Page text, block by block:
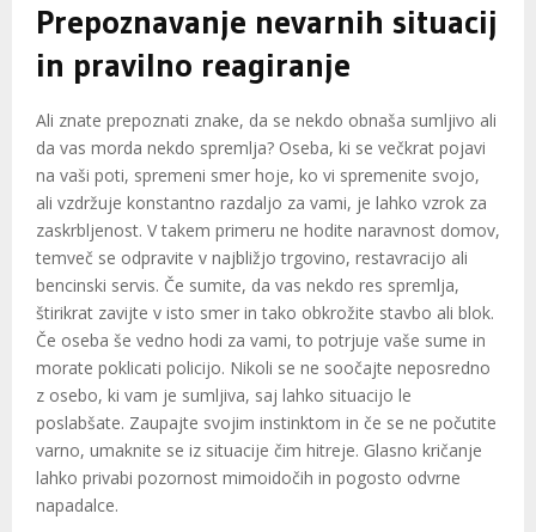
Prepoznavanje nevarnih situacij
in pravilno reagiranje
Ali znate prepoznati znake, da se nekdo obnaša sumljivo ali
da vas morda nekdo spremlja? Oseba, ki se večkrat pojavi
na vaši poti, spremeni smer hoje, ko vi spremenite svojo,
ali vzdržuje konstantno razdaljo za vami, je lahko vzrok za
zaskrbljenost. V takem primeru ne hodite naravnost domov,
temveč se odpravite v najbližjo trgovino, restavracijo ali
bencinski servis. Če sumite, da vas nekdo res spremlja,
štirikrat zavijte v isto smer in tako obkrožite stavbo ali blok.
Če oseba še vedno hodi za vami, to potrjuje vaše sume in
morate poklicati policijo. Nikoli se ne soočajte neposredno
z osebo, ki vam je sumljiva, saj lahko situacijo le
poslabšate. Zaupajte svojim instinktom in če se ne počutite
varno, umaknite se iz situacije čim hitreje. Glasno kričanje
lahko privabi pozornost mimoidočih in pogosto odvrne
napadalce.